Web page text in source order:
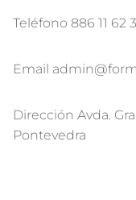
Teléfono 886 11 62
Email
Dirección Avda.
Pontevedra